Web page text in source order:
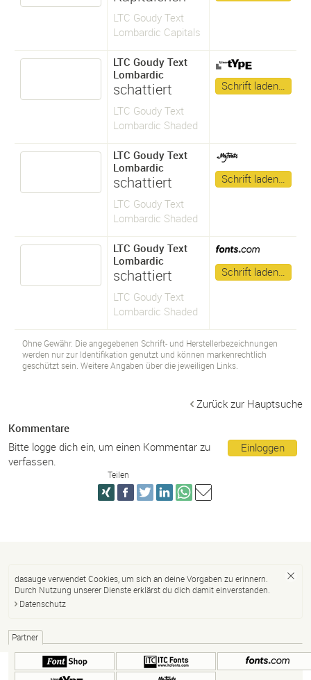
LTC Goudy Text
Lombardic Capitals
LTC Goudy Text
Lombardic
schattiert
LTC Goudy Text
Lombardic Shaded
Schrift laden…
LTC Goudy Text
Lombardic
schattiert
LTC Goudy Text
Lombardic Shaded
Schrift laden…
LTC Goudy Text
Lombardic
schattiert
LTC Goudy Text
Lombardic Shaded
Schrift laden…
Ohne Gewähr. Die angegebenen Schrift- und Herstellerbezeichnungen
werden nur zur Identifikation genutzt und können markenrechtlich
geschützt sein. Weitere Angaben über die jeweiligen Links.
Zurück zur Hauptsuche
Kommentare
Einloggen
Bitte logge dich ein, um einen Kommentar zu
verfassen.
Teilen
dasauge verwendet Cookies, um sich an deine Vorgaben zu erinnern.
Durch Nutzung unserer Dienste erklärst du dich damit einverstanden.
Datenschutz
Partner